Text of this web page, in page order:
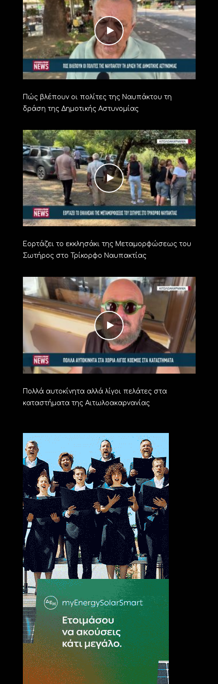
Πώς βλέπουν οι πολίτες της Ναυπάκτου τη
δράση της Δημοτικής Αστυνομίας
Εορτάζει το εκκλησάκι της Μεταμορφώσεως του
Σωτήρος στο Τρίκορφο Ναυπακτίας
Πολλά αυτοκίνητα αλλά λίγοι πελάτες στα
καταστήματα της Αιτωλοακαρνανίας